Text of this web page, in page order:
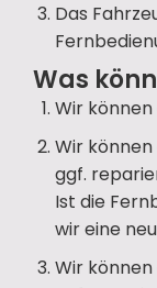
Das
Was
Wir
Wir
ggf.
Ist die
wir eine
Wir